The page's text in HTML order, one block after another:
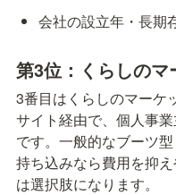
会社の設立年・長期
第3位：くらしの
3番目はくらしのマーケ
サイト経由で、個人事
です。一般的なブーツ
持ち込みなら費用を抑
は選択肢になります。